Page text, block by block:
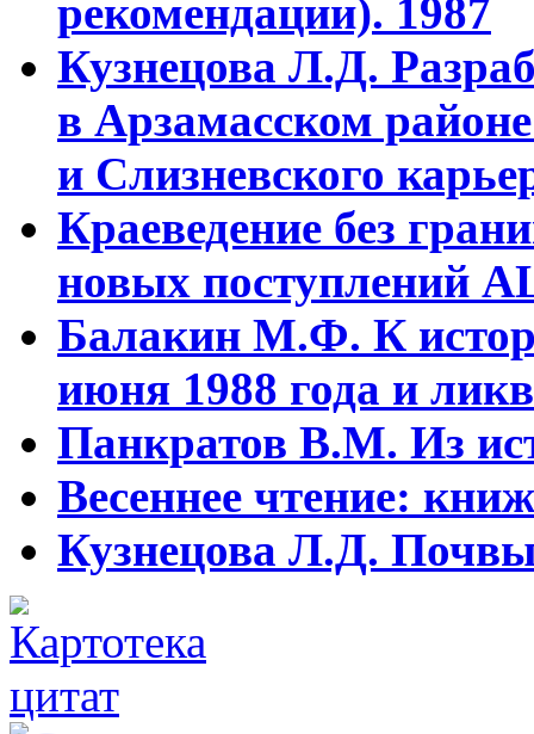
рекомендации). 1987
Кузнецова Л.Д.
в Арзамасском
и Слизневского
Краеведение без
новых поступлений
Балакин М.Ф. К
июня 1988 года и
Панкратов В.М. Из
Весеннее чтение:
Кузнецова Л.Д. Почвы